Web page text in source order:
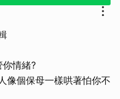
情緒?
像個保母一樣哄著怕你不